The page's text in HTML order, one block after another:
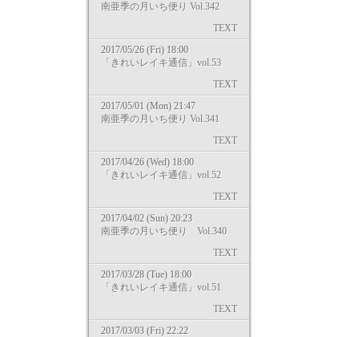
南亜季の月いち便り Vol.342
TEXT
2017/05/26 (Fri) 18:00
「きれいレイキ通信」vol.53
TEXT
2017/05/01 (Mon) 21:47
南亜季の月いち便り Vol.341
TEXT
2017/04/26 (Wed) 18:00
「きれいレイキ通信」vol.52
TEXT
2017/04/02 (Sun) 20:23
南亜季の月いち便り Vol.340
TEXT
2017/03/28 (Tue) 18:00
「きれいレイキ通信」vol.51
TEXT
2017/03/03 (Fri) 22:22